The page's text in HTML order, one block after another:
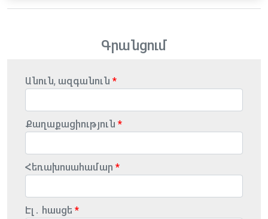
Գրանցում
Անուն, ազգանուն
Քաղաքացիություն
Հեռախոսահամար
Էլ․ հասցե